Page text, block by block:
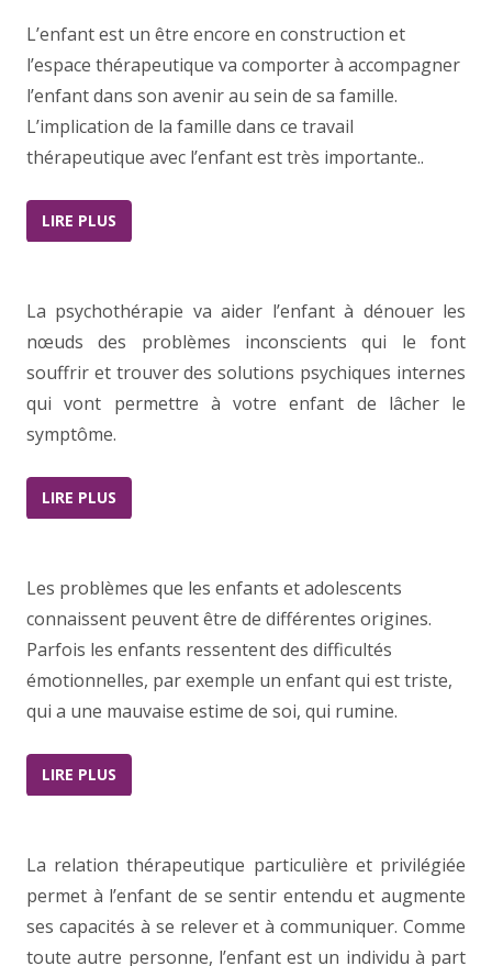
L’enfant est un être encore en construction et
l’espace thérapeutique va comporter à accompagner
l’enfant dans son avenir au sein de sa famille.
L’implication de la famille dans ce travail
thérapeutique avec l’enfant est très importante..
LIRE PLUS
La psychothérapie va aider l’enfant à dénouer les
nœuds des problèmes inconscients qui le font
souffrir et trouver des solutions psychiques internes
qui vont permettre à votre enfant de lâcher le
symptôme.
LIRE PLUS
Les problèmes que les enfants et adolescents
connaissent peuvent être de différentes origines.
Parfois les enfants ressentent des difficultés
émotionnelles, par exemple un enfant qui est triste,
qui a une mauvaise estime de soi, qui rumine.
LIRE PLUS
La relation thérapeutique particulière et privilégiée
permet à l’enfant de se sentir entendu et augmente
ses capacités à se relever et à communiquer. Comme
toute autre personne, l’enfant est un individu à part